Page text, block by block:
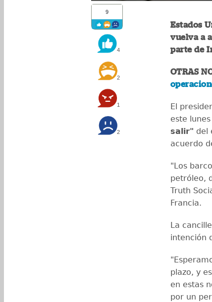
9
4
2
1
2
Estados
vuelva a
parte de
OTRAS
El
este
salir" del
acuerdo
"Los
petróleo,
Truth
Francia.
La
intención
plazo, y
en estas
por un